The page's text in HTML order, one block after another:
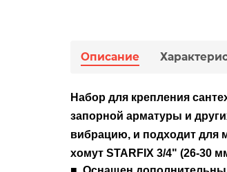
Описание
Набор для крепления
запорной арматуры и
вибрацию, и подходит для
хомут STARFIX 3/4" (26-30